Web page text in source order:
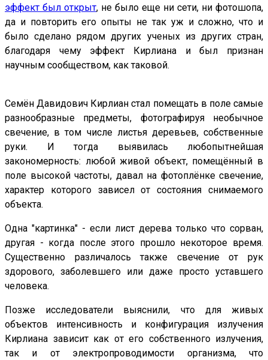
эффект был открыт, не было еще ни сети, ни фотошопа,
да и повторить его опыты не так уж и сложно, что и
было сделано рядом других ученых из других стран,
благодаря чему эффект Кирлиана и был признан
научным сообществом, как таковой.
Семён Давидович Кирлиан стал помещать в поле самые
разнообразные предметы, фотографируя необычное
свечение, в том числе листья деревьев, собственные
руки. И тогда выявилась любопытнейшая
закономерность: любой живой объект, помещённый в
поле высокой частоты, давал на фотоплёнке свечение,
характер которого зависел от состояния снимаемого
объекта.
Одна "картинка" - если лист дерева только что сорван,
другая - когда после этого прошло некоторое время.
Существенно различалось также свечение от рук
здорового, заболевшего или даже просто уставшего
человека.
Позже исследователи выяснили, что для живых
объектов интенсивность и конфигурация излучения
Кирлиана зависит как от его собственного излучения,
так и от электропроводимости организма, что